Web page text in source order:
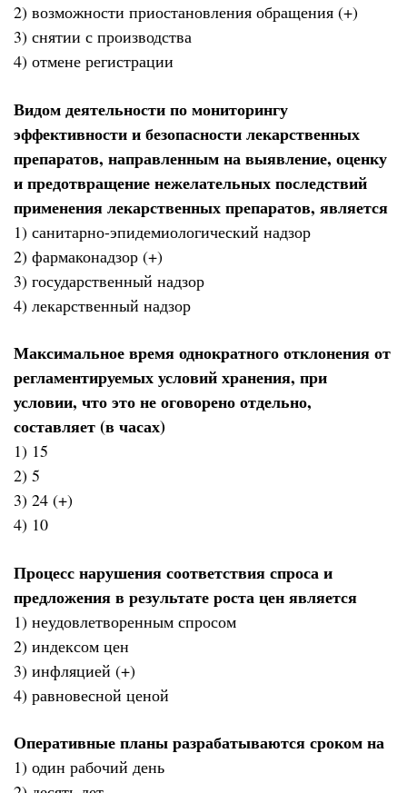
2) возможности приостановления обращения (+)
3) снятии с производства
4) отмене регистрации
Видом деятельности по мониторингу
эффективности и безопасности лекарственных
препаратов, направленным на выявление, оценку
и предотвращение нежелательных последствий
применения лекарственных препаратов, является
1) санитарно-эпидемиологический надзор
2) фармаконадзор (+)
3) государственный надзор
4) лекарственный надзор
Максимальное время однократного отклонения от
регламентируемых условий хранения, при
условии, что это не оговорено отдельно,
составляет (в часах)
1) 15
2) 5
3) 24 (+)
4) 10
Процесс нарушения соответствия спроса и
предложения в результате роста цен является
1) неудовлетворенным спросом
2) индексом цен
3) инфляцией (+)
4) равновесной ценой
Оперативные планы разрабатываются сроком на
1) один рабочий день